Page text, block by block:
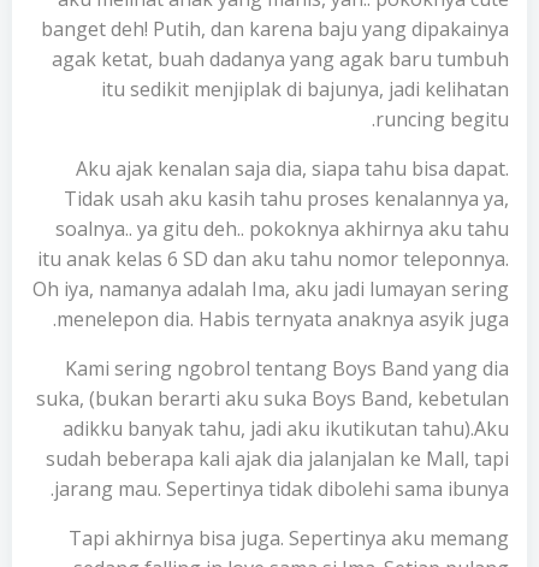
banget deh! Putih, dan karena baju yang dipakainya
agak ketat, buah dadanya yang agak baru tumbuh
itu sedikit menjiplak di bajunya, jadi kelihatan
runcing begitu.
Aku ajak kenalan saja dia, siapa tahu bisa dapat.
Tidak usah aku kasih tahu proses kenalannya ya,
soalnya.. ya gitu deh.. pokoknya akhirnya aku tahu
itu anak kelas 6 SD dan aku tahu nomor teleponnya.
Oh iya, namanya adalah Ima, aku jadi lumayan sering
menelepon dia. Habis ternyata anaknya asyik juga.
Kami sering ngobrol tentang Boys Band yang dia
suka, (bukan berarti aku suka Boys Band, kebetulan
adikku banyak tahu, jadi aku ikutikutan tahu).Aku
sudah beberapa kali ajak dia jalanjalan ke Mall, tapi
jarang mau. Sepertinya tidak dibolehi sama ibunya.
Tapi akhirnya bisa juga. Sepertinya aku memang